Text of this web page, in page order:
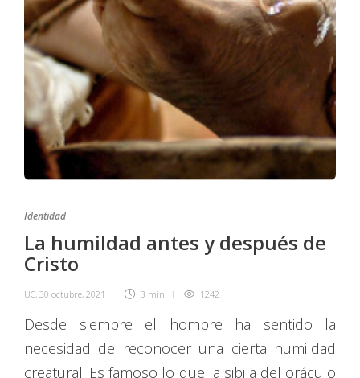
Identidad
La humildad antes y después de
Cristo
UC, 30 octubre, 2021 3 min 1242
Desde siempre el hombre ha sentido la
necesidad de reconocer una cierta humildad
creatural. Es famoso lo que la sibila del oráculo